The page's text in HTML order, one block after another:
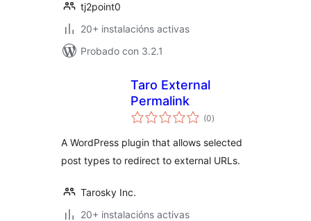
tj2point0
20+ instalacións activas
Probado con 3.2.1
Taro External
Permalink
(0valoracións
totais
)
A WordPress plugin that allows selected
post types to redirect to external URLs.
Tarosky Inc.
20+ instalacións activas